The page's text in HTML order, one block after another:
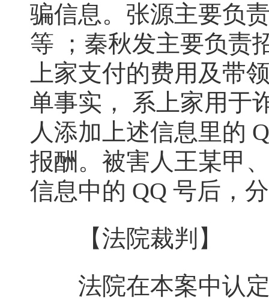
骗信息。张源主要负
等 ；秦秋发主要负责
上家支付的费用及带
单事实， 系上家用于
人添加上述信息里的
报酬。被害人王某甲
信息中的 QQ 号后，
【法院裁判】
法院在本案中认定